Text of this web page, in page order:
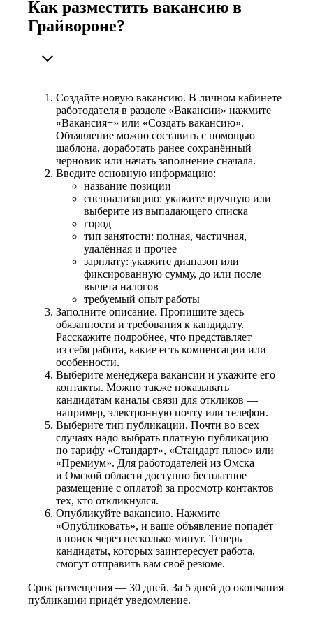
Как разместить вакансию в
Грайвороне?
Создайте новую вакансию. В личном кабинете
работодателя в разделе «Вакансии» нажмите
«Вакансия+» или «Создать вакансию».
Объявление можно составить с помощью
шаблона, доработать ранее сохранённый
черновик или начать заполнение сначала.
Введите основную информацию:
название позиции
специализацию: укажите вручную или
выберите из выпадающего списка
город
тип занятости: полная, частичная,
удалённая и прочее
зарплату: укажите диапазон или
фиксированную сумму, до или после
вычета налогов
требуемый опыт работы
Заполните описание. Пропишите здесь
обязанности и требования к кандидату.
Расскажите подробнее, что представляет
из себя работа, какие есть компенсации или
особенности.
Выберите менеджера вакансии и укажите его
контакты. Можно также показывать
кандидатам каналы связи для откликов —
например, электронную почту или телефон.
Выберите тип публикации. Почти во всех
случаях надо выбрать платную публикацию
по тарифу «Стандарт», «Стандарт плюс» или
«Премиум». Для работодателей из Омска
и Омской области доступно бесплатное
размещение с оплатой за просмотр контактов
тех, кто откликнулся.
Опубликуйте вакансию. Нажмите
«Опубликовать», и ваше объявление попадёт
в поиск через несколько минут. Теперь
кандидаты, которых заинтересует работа,
смогут отправить вам своё резюме.
Срок размещения — 30 дней. За 5 дней до окончания
публикации придёт уведомление.